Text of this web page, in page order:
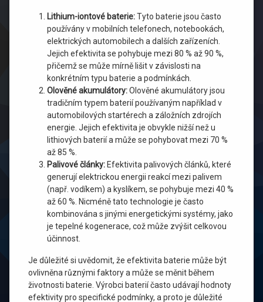
Lithium-iontové baterie:Tyto baterie jsou často
používány v mobilních telefonech, notebookách,
elektrických automobilech a dalších zařízeních.
Jejich efektivita se pohybuje mezi 80 % až 90 %,
přičemž se může mírně lišit v závislosti na
konkrétním typu baterie a podmínkách.
Olověné akumulátory:Olověné akumulátory jsou
tradičním typem baterií používaným například v
automobilových startérech a záložních zdrojích
energie. Jejich efektivita je obvykle nižší než u
lithiových baterií a může se pohybovat mezi 70 %
až 85 %.
Palivové články: Efektivita palivových článků, které
generují elektrickou energii reakcí mezi palivem
(např. vodíkem) a kyslíkem, se pohybuje mezi 40 %
až 60 %. Nicméně tato technologie je často
kombinována s jinými energetickými systémy, jako
je tepelné kogenerace, což může zvýšit celkovou
účinnost.
Je důležité si uvědomit, že efektivita baterie může být
ovlivněna různými faktory a může se měnit během
životnosti baterie. Výrobci baterií často udávají hodnoty
efektivity pro specifické podmínky, a proto je důležité